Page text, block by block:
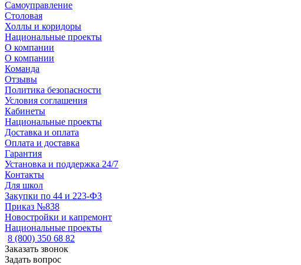
Самоуправление
Столовая
Холлы и коридоры
Национальные проекты
О компании
О компании
Команда
Отзывы
Политика безопасности
Условия соглашения
Кабинеты
Национальные проекты
Доставка и оплата
Оплата и доставка
Гарантия
Установка и поддержка 24/7
Контакты
Для школ
Закупки по 44 и 223-ФЗ
Приказ №838
Новостройки и капремонт
Национальные проекты
8 (800) 350 68 82
Заказать звонок
Задать вопрос